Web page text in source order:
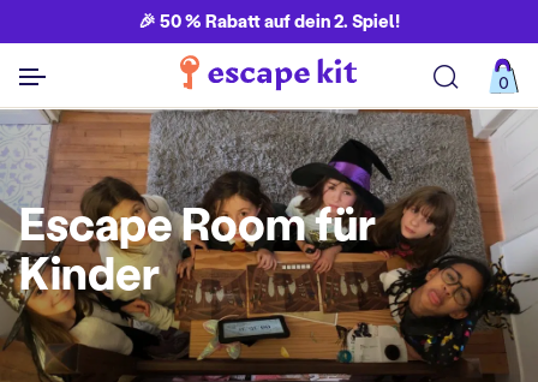
🎉 50 % Rabatt auf dein 2. Spiel!
0
Escape Room für
Kinder
Alle Spiele ansehen